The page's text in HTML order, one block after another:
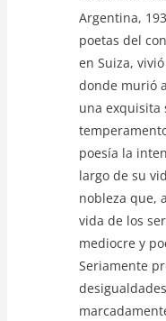
Argentina,
poetas del
en Suiza,
donde murió
una exquisita
poesía la
largo de su
nobleza que,
vida de los
mediocre y
Seriamente